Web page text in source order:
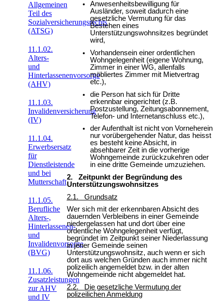
Allgemeinen
Teil des
Sozialversicherungsrechts
(ATSG)
11.1.02.
Alters-
und
Hinterlassenenvorsorge
(AHV)
11.1.03.
Invalidenversicherung
(IV)
11.1.04.
Erwerbsersatz
für
Dienstleistende
und bei
Mutterschaft
11.1.05.
Berufliche
Alters-,
Hinterlassenen-
und
Invalidenvorsorge
(BVG)
11.1.06.
Zusatzleistungen
zur AHV
und IV
Anwesenheitsbewilligung für
Ausländer, soweit dadurch eine
gesetzliche Vermutung für das
Bestehen eines
Unterstützungswohnsitzes begründet
wird,
Vorhandensein einer ordentlichen
Wohngelegenheit (eigene Wohnung,
Zimmer in einer WG, allenfalls
möbliertes Zimmer mit Mietvertrag
etc.),
die Person hat sich für Dritte
erkennbar eingerichtet (z.B.
Postzustellung, Zeitungsabonnement,
Telefon- und Internetanschluss etc.),
der Aufenthalt ist nicht von Vorneherein
nur vorübergehender Natur, das heisst
es besteht keine Absicht, in
absehbarer Zeit in die vorherige
Wohngemeinde zurückzukehren oder
in eine dritte Gemeinde umzuziehen.
2. Zeitpunkt der Begründung des
Unterstützungswohnsitzes
2.1. Grundsatz
Wer sich mit der erkennbaren Absicht des
dauernden Verbleibens in einer Gemeinde
niedergelassen hat und dort über eine
ordentliche Wohngelegenheit verfügt,
begründet im Zeitpunkt seiner Niederlassung
in jener Gemeinde seinen
Unterstützungswohnsitz, auch wenn er sich
dort aus welchen Gründen auch immer nicht
polizeilich angemeldet bzw. in der alten
Wohngemeinde nicht abgemeldet hat.
2.2. Die gesetzliche Vermutung der
polizeilichen Anmeldung